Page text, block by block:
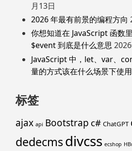
月13日
2026 年最有前景的编程方向
你想知道在 JavaScript 函数
$event 到底是什么意思
JavaScript 中，let、var、
量的方式该在什么场景下使用
标签
ajax api Bootstrap c# ChatGPT
dedecmsdivcss ecshop